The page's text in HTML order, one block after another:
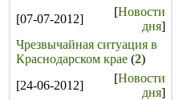
[07-07-2012]
[Новости
дня]
Чрезвычайная ситуация в
Краснодарском крае (2)
[24-06-2012]
[Новости
дня]